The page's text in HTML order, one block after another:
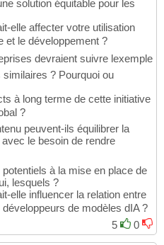
solution équitable pour les
elle affecter votre utilisation
et le développement ?
devraient suivre lexemple
? Pourquoi ou
à long terme de cette initiative
?
peuvent-ils équilibrer la
le besoin de rendre
à la mise en place de
lesquels ?
elle influencer la relation entre
de modèles dIA ?
5
0